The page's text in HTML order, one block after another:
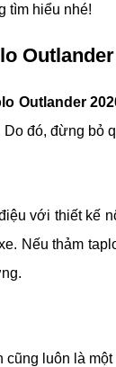
tìm hiểu nhé!
Outlander
Outlander
đó, đừng
với thiết kế
Nếu thảm
cũng luôn là